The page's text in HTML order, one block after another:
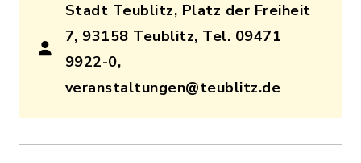
Stadt Teublitz, Platz der Freiheit
7, 93158 Teublitz, Tel. 09471
9922-0,
veranstaltungen@teublitz.de